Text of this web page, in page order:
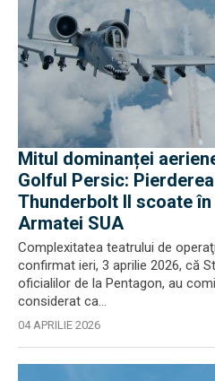
Mitul dominanței
Golful Persic:
Thunderbolt II scoate
Armatei SUA
Complexitatea teatrului de
confirmat ieri, 3 aprilie 2026, că
oficialilor de la Pentagon, au
considerat ca...
04 APRILIE 2026